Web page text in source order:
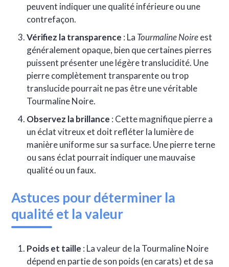
peuvent indiquer une qualité inférieure ou une
contrefaçon.
Vérifiez la transparence : La Tourmaline Noireest
généralement opaque, bien que certaines pierres
puissent présenter une légère translucidité. Une
pierre complètement transparente ou trop
translucide pourrait ne pas être une véritable
Tourmaline Noire.
Observez la brillance : Cette magnifique pierre a
un éclat vitreux et doit refléter la lumière de
manière uniforme sur sa surface. Une pierre terne
ou sans éclat pourrait indiquer une mauvaise
qualité ou un faux.
Astuces pour déterminer la
qualité et la valeur
Poids et taille : La valeur de la Tourmaline Noire
dépend en partie de son poids (en carats) et de sa